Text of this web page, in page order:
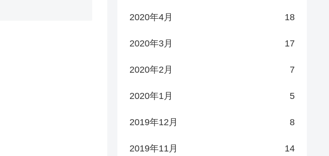
2020年4月 18
2020年3月 17
2020年2月 7
2020年1月 5
2019年12月 8
2019年11月 14